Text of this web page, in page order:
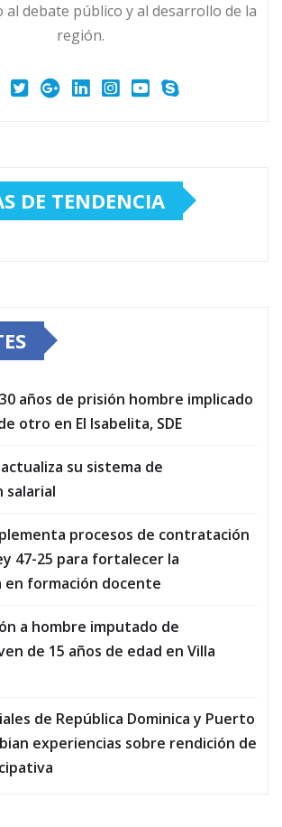
debate público y al desarrollo de la
región.
DE TENDENCIA
años de prisión hombre implicado
otro en El Isabelita, SDE
su sistema de
salarial
procesos de contratación
47-25 para fortalecer la
en formación docente
a hombre imputado de
de 15 años de edad en Villa
de República Dominica y Puerto
experiencias sobre rendición de